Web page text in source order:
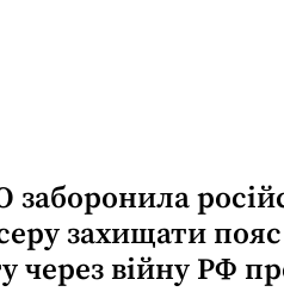
заборонила
захищати
через війну РФ